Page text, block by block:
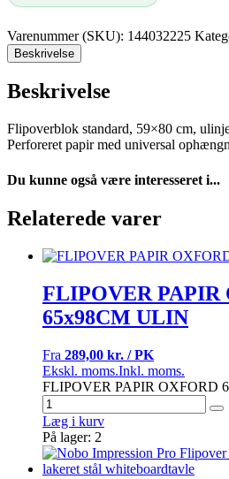
Varenummer (SKU): 144032225
Beskrivelse
Beskrivelse
Flipoverblok standard, 59×80 cm,
Perforeret papir med universal
Du kunne også være interesseret i...
Relaterede varer
FLIPOVER PAPIR
65x98CM ULIN
Fra 289,00 kr. / PK
Ekskl. moms.Inkl. moms.
FLIPOVER PAPIR OXFORD
Læg i kurv
På lager: 2